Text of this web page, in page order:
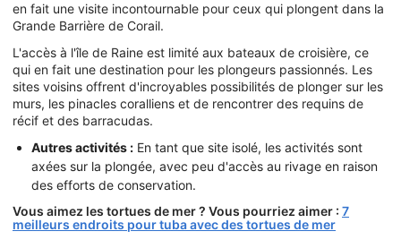
en fait une visite incontournable pour ceux qui plongent dans la
Grande Barrière de Corail.
L'accès à l'île de Raine est limité aux bateaux de croisière, ce
qui en fait une destination pour les plongeurs passionnés. Les
sites voisins offrent d'incroyables possibilités de plonger sur les
murs, les pinacles coralliens et de rencontrer des requins de
récif et des barracudas.
Autres activités : En tant que site isolé, les activités sont
axées sur la plongée, avec peu d'accès au rivage en raison
des efforts de conservation.
Vous aimez les tortues de mer ? Vous pourriez aimer : 7
meilleurs endroits pour tuba avec des tortues de mer